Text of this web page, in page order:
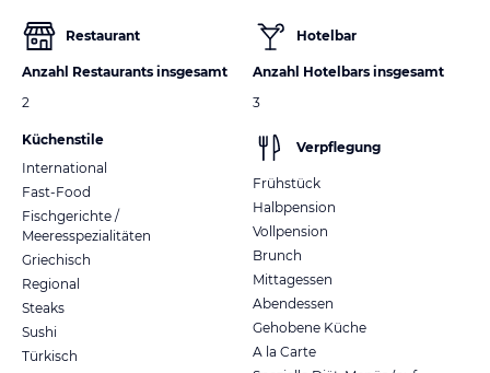
Restaurant
Anzahl Restaurants insgesamt
2
Küchenstile
International
Fast-Food
Fischgerichte /
Meeresspezialitäten
Griechisch
Regional
Steaks
Sushi
Türkisch
Hotelbar
Anzahl Hotelbars insgesamt
3
Verpflegung
Frühstück
Halbpension
Vollpension
Brunch
Mittagessen
Abendessen
Gehobene Küche
A la Carte